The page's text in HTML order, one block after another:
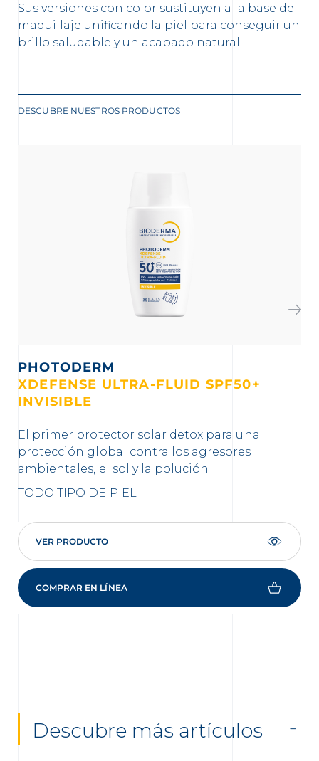
Sus versiones con color sustituyen a la base de
maquillaje unificando la piel para conseguir un
brillo saludable y un acabado natural.
DESCUBRE NUESTROS PRODUCTOS
PHOTODERM
XDEFENSE ULTRA-FLUID SPF50+
INVISIBLE
El primer protector solar detox para una
protección global contra los agresores
ambientales, el sol y la polución
TODO TIPO DE PIEL
VER PRODUCTO
COMPRAR EN LÍNEA
Descubre más artículos